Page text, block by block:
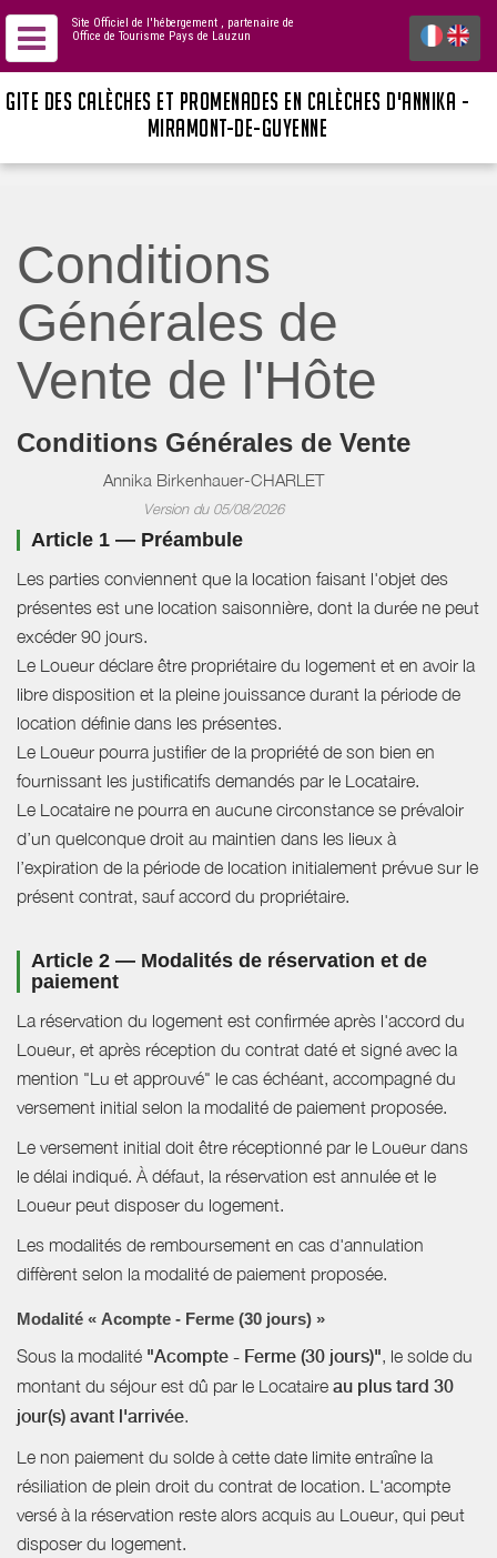
Site Officiel de l'hébergement , partenaire de
Office de Tourisme Pays de Lauzun
GITE DES CALÈCHES ET PROMENADES EN CALÈCHES D'ANNIKA -
MIRAMONT-DE-GUYENNE
Conditions
Générales de
Vente de l'Hôte
Conditions Générales de Vente
Annika Birkenhauer-CHARLET
Version du 05/08/2026
Article 1 — Préambule
Les parties conviennent que la location faisant l'objet des
présentes est une location saisonnière, dont la durée ne peut
excéder 90 jours.
Le Loueur déclare être propriétaire du logement et en avoir la
libre disposition et la pleine jouissance durant la période de
location définie dans les présentes.
Le Loueur pourra justifier de la propriété de son bien en
fournissant les justificatifs demandés par le Locataire.
Le Locataire ne pourra en aucune circonstance se prévaloir
d’un quelconque droit au maintien dans les lieux à
l’expiration de la période de location initialement prévue sur le
présent contrat, sauf accord du propriétaire.
Article 2 — Modalités de réservation et de
paiement
La réservation du logement est confirmée après l'accord du
Loueur, et après réception du contrat daté et signé avec la
mention "Lu et approuvé" le cas échéant, accompagné du
versement initial selon la modalité de paiement proposée.
Le versement initial doit être réceptionné par le Loueur dans
le délai indiqué. À défaut, la réservation est annulée et le
Loueur peut disposer du logement.
Les modalités de remboursement en cas d'annulation
diffèrent selon la modalité de paiement proposée.
Modalité « Acompte - Ferme (30 jours) »
Sous la modalité "Acompte - Ferme (30 jours)", le solde du
montant du séjour est dû par le Locataire au plus tard 30
jour(s) avant l'arrivée.
Le non paiement du solde à cette date limite entraîne la
résiliation de plein droit du contrat de location. L'acompte
versé à la réservation reste alors acquis au Loueur, qui peut
disposer du logement.